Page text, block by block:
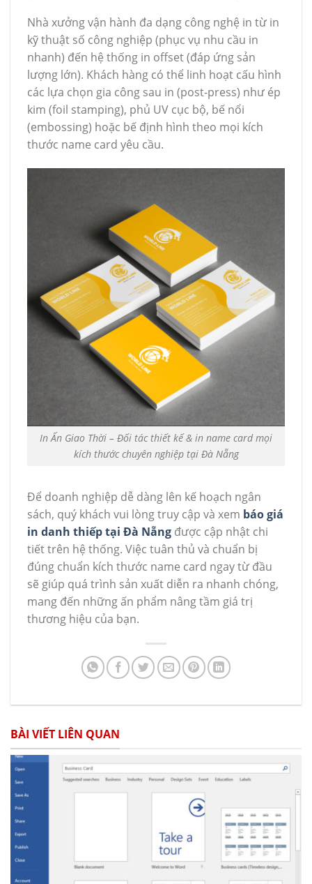
Nhà xưởng vận hành đa dạng công nghệ in từ in
kỹ thuật số công nghiệp (phục vụ nhu cầu in
nhanh) đến hệ thống in offset (đáp ứng sản
lượng lớn). Khách hàng có thể linh hoạt cấu hình
các lựa chọn gia công sau in (post-press) như ép
kim (foil stamping), phủ UV cục bộ, bế nổi
(embossing) hoặc bế định hình theo mọi kích
thước name card yêu cầu.
In Ấn Giao Thời – Đối tác thiết kế & in name card mọi
kích thước chuyên nghiệp tại Đà Nẵng
Để doanh nghiệp dễ dàng lên kế hoạch ngân
sách, quý khách vui lòng truy cập và xem báo giá
in danh thiếp tại Đà Nẵng được cập nhật chi
tiết trên hệ thống. Việc tuân thủ và chuẩn bị
đúng chuẩn kích thước name card ngay từ đầu
sẽ giúp quá trình sản xuất diễn ra nhanh chóng,
mang đến những ấn phẩm nâng tầm giá trị
thương hiệu của bạn.
BÀI VIẾT LIÊN QUAN